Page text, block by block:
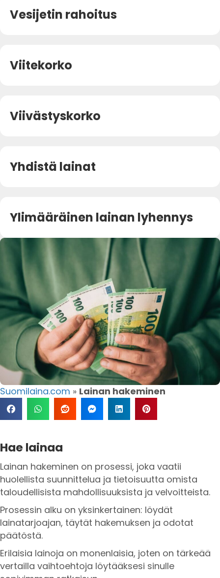
Suomilaina.com » Lainan hakeminen
Hae lainaa
Lainan hakeminen on prosessi, joka vaatii
huolellista suunnittelua ja tietoisuutta omista
taloudellisista mahdollisuuksista ja velvoitteista.
Prosessin alku on yksinkertainen: löydät
lainatarjoajan, täytät hakemuksen ja odotat
päätöstä.
Erilaisia lainoja on monenlaisia, joten on tärkeää
vertailla vaihtoehtoja löytääksesi sinulle
Vesijetin rahoitus
Viitekorko
Viivästyskorko
Yhdistä lainat
Ylimääräinen lainan lyhennys